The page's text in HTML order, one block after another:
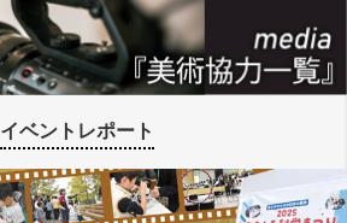
イベントレポート